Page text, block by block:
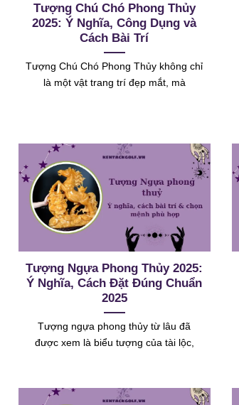
Tượng Chú Chó Phong Thủy
2025: Ý Nghĩa, Công Dụng và
Cách Bài Trí
Tượng Chú Chó Phong Thủy không chỉ
là một vật trang trí đẹp mắt, mà
Tượng Ngựa Phong Thủy 2025:
Ý Nghĩa, Cách Đặt Đúng Chuẩn
2025
Tượng ngựa phong thủy từ lâu đã
được xem là biểu tượng của tài lộc,